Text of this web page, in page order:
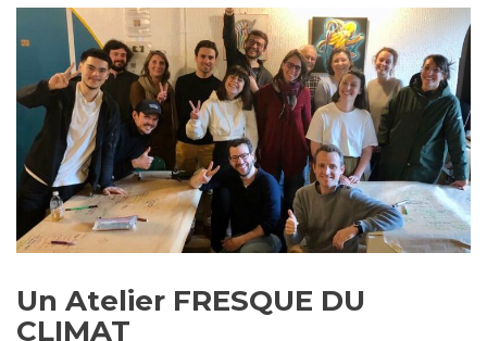
Un Atelier FRESQUE DU
CLIMAT